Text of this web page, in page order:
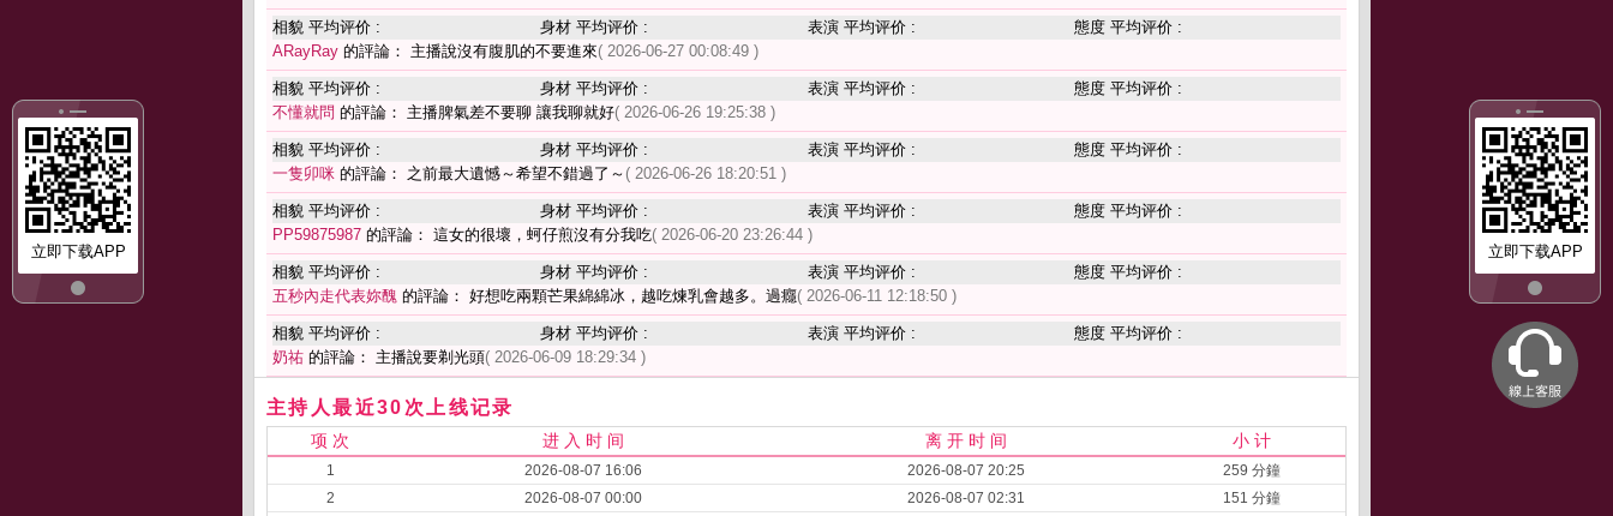
立即下载APP
立即下载APP
相貌 平均评价 : 身材 平均评价 : 表演 平均评价 :
態度 平均评价 :
ARayRay 的評論： 主播說沒有腹肌的不要進來( 2026-06-27 00:08:49 )
相貌 平均评价 : 身材 平均评价 : 表演 平均评价 :
態度 平均评价 :
不懂就問 的評論： 主播脾氣差不要聊 讓我聊就好( 2026-06-26 19:25:38 )
相貌 平均评价 : 身材 平均评价 : 表演 平均评价 :
態度 平均评价 :
一隻卯咪 的評論： 之前最大遺憾～希望不錯過了～ ( 2026-06-26 18:20:51 )
相貌 平均评价 : 身材 平均评价 : 表演 平均评价 :
態度 平均评价 :
PP59875987 的評論： 這女的很壞，蚵仔煎沒有分我吃( 2026-06-20 23:26:44 )
相貌 平均评价 : 身材 平均评价 : 表演 平均评价 :
態度 平均评价 :
五秒內走代表妳醜 的評論： 好想吃兩顆芒果綿綿冰，越吃煉乳會越多。過癮( 2026-06-11 12:18:50 )
相貌 平均评价 : 身材 平均评价 : 表演 平均评价 :
態度 平均评价 :
奶祐 的評論： 主播說要剃光頭( 2026-06-09 18:29:34 )
主持人最近30次上线记录
项 次 进 入 时 间 离 开 时 间 小 计
1 2026-08-07 16:06 2026-08-07 20:25
259 分鐘
2
2026-08-07 00:00 2026-08-07 02:31
151 分鐘